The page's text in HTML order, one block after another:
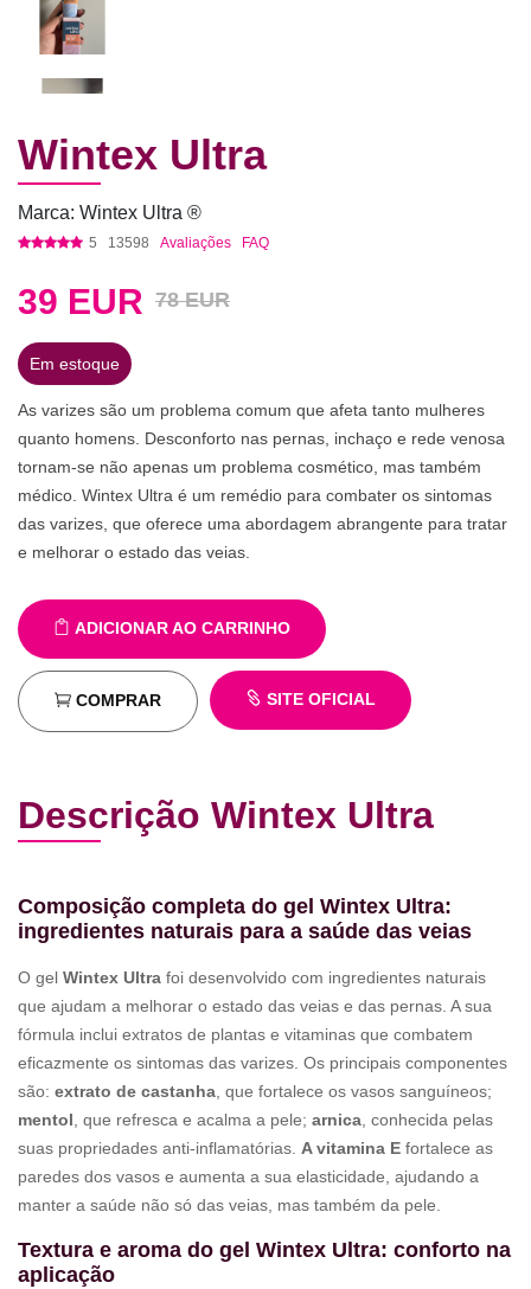
Wintex Ultra
Marca: Wintex Ultra ®
5 13598 Avaliações FAQ
39 EUR 78 EUR
Em estoque
As varizes são um problema comum que afeta tanto mulheres
quanto homens. Desconforto nas pernas, inchaço e rede venosa
tornam-se não apenas um problema cosmético, mas também
médico. Wintex Ultra é um remédio para combater os sintomas
das varizes, que oferece uma abordagem abrangente para tratar
e melhorar o estado das veias.
ADICIONAR AO CARRINHO
COMPRAR SITE OFICIAL
Descrição Wintex Ultra
Composição completa do gel Wintex Ultra:
ingredientes naturais para a saúde das veias
O gel Wintex Ultra foi desenvolvido com ingredientes naturais
que ajudam a melhorar o estado das veias e das pernas. A sua
fórmula inclui extratos de plantas e vitaminas que combatem
eficazmente os sintomas das varizes. Os principais componentes
são: extrato de castanha , que fortalece os vasos sanguíneos;
mentol , que refresca e acalma a pele; arnica , conhecida pelas
suas propriedades anti-inflamatórias. A vitamina E fortalece as
paredes dos vasos e aumenta a sua elasticidade, ajudando a
manter a saúde não só das veias, mas também da pele.
Textura e aroma do gel Wintex Ultra: conforto na
aplicação